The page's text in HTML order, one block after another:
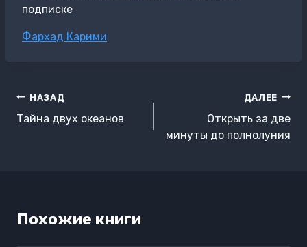
подписке
Метки
Фархад Карими
Навигация
по
НАЗАД
Тайна двух океанов
ДАЛЕЕ
Открыть за две
минуты до полнолуния
Похожие книги